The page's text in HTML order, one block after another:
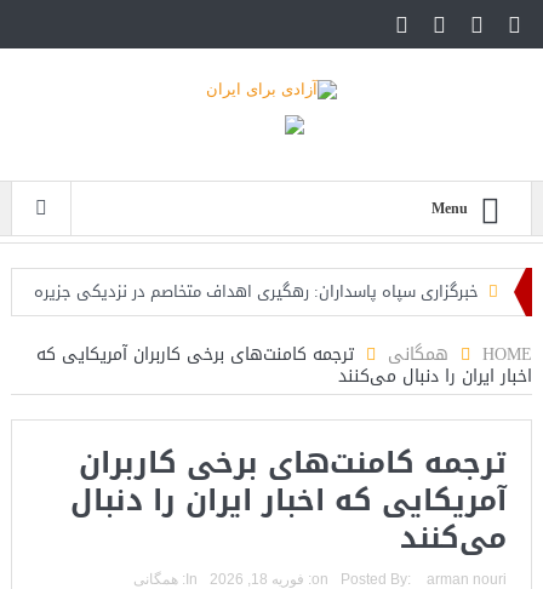
Menu
خبرگزاری سپاه پاسداران: رهگیری اهداف متخاصم در نزدیکی جزیره
تحلیلگر حکومتی: تفاهم هرمز پایان بحران نیست؛ خطر جنگ همچنان
پابرجاست
ایران؛ واکنش ترامپ و معاونش به اقدام تفرقه‌افکنان/سفر ژنرال
منیر به عربستان
مقاله: اپوزیسیون بی‌راه‌حل؛ وقتی دشمنی با پهلوی جای نجات
HOME همگانی ترجمه کامنت‌های برخی کاربران آمریکایی که
اخبار ایران را دنبال می‌کنند
ترجمه کامنت‌های برخی کاربران
آمریکایی که اخبار ایران را دنبال
می‌کنند
Posted By: arman nouri
on: فوریه 18, 2026 In:
همگانی